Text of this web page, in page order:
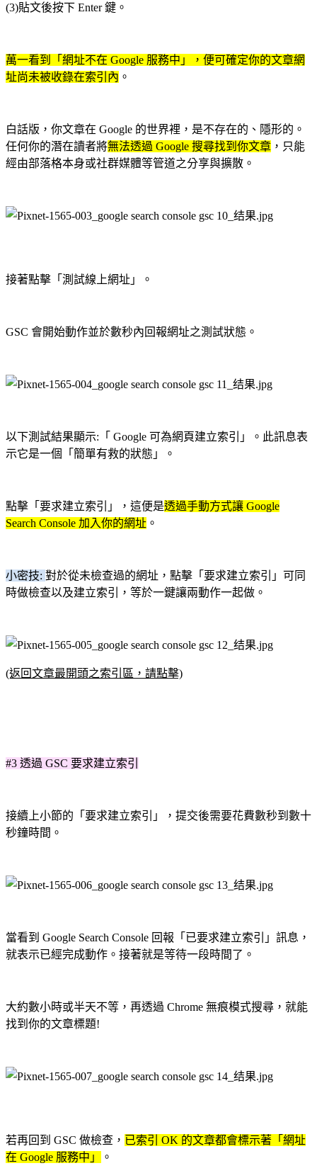
(3)貼文後按下 Enter 鍵。
萬一看到「網址不在 Google 服務中」，便可確定你的文章網
址尚未被收錄在索引內 。
白話版，你文章在 Google 的世界裡，是不存在的、隱形的。
任何你的潛在讀者將無法透過 Google 搜尋找到你文章 ，只能
經由部落格本身或社群媒體等管道之分享與擴散。
接著點擊「測試線上網址」。
GSC 會開始動作並於數秒內回報網址之測試狀態。
以下測試結果顯示:「 Google 可為網頁建立索引」。此訊息表
示它是一個「簡單有救的狀態」。
點擊「要求建立索引」，這便是透過手動方式讓 Google
Search Console 加入你的網址 。
小密技: 對於從未檢查過的網址，點擊「要求建立索引」可同
時做檢查以及建立索引，等於一鍵讓兩動作一起做。
(返回文章最開頭之索引區，請點擊)
#3 透過 GSC 要求建立索引
接續上小節的「要求建立索引」，提交後需要花費數秒到數十
秒鐘時間。
當看到 Google Search Console 回報「已要求建立索引」訊息，
就表示已經完成動作。接著就是等待一段時間了。
大約數小時或半天不等，再透過 Chrome 無痕模式搜尋，就能
找到你的文章標題!
若再回到 GSC 做檢查， 已索引 OK 的文章都會標示著「網址
在 Google 服務中」
。